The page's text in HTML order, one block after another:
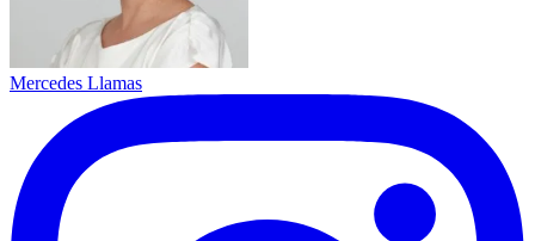
Mercedes Llamas